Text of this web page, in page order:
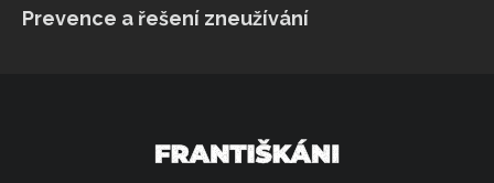
Prevence a řešení zneužívání